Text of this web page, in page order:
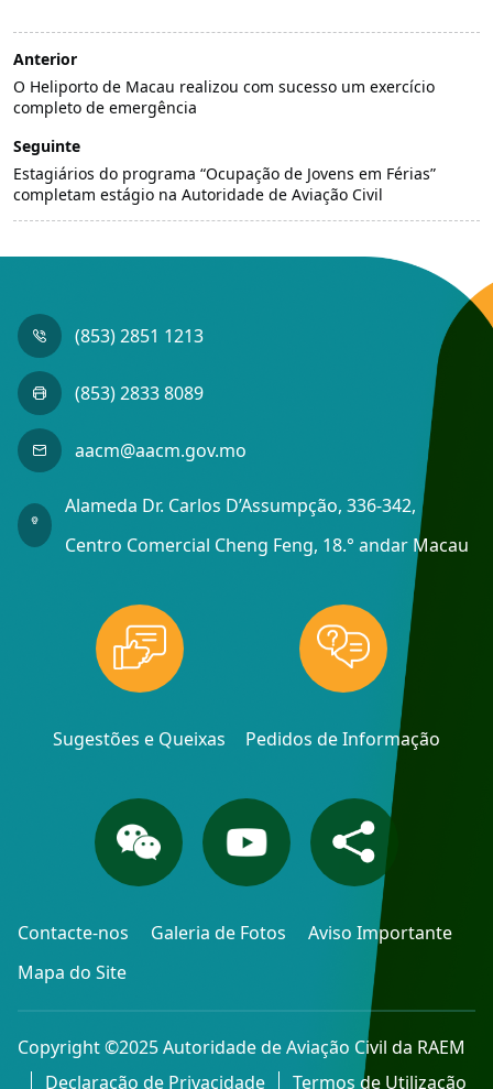
Anterior
O Heliporto de Macau realizou com sucesso um exercício
completo de emergência
Seguinte
Estagiários do programa “Ocupação de Jovens em Férias”
completam estágio na Autoridade de Aviação Civil
(853) 2851 1213
(853) 2833 8089
aacm@aacm.gov.mo
Alameda Dr. Carlos D’Assumpção, 336-342,
Centro Comercial Cheng Feng, 18.° andar Macau
Sugestões e Queixas Pedidos de Informação
Contacte-nos Galeria de Fotos
Aviso Importante
Mapa do Site
Copyright ©2025 Autoridade de Aviação Civil da RAEM
Declaração de Privacidade
Termos de Utilização